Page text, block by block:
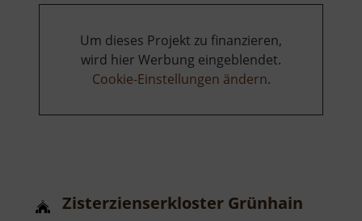
Um dieses Projekt zu finanzieren,
wird hier Werbung eingeblendet.
Cookie-Einstellungen ändern.
Zisterzienserkloster Grünhain